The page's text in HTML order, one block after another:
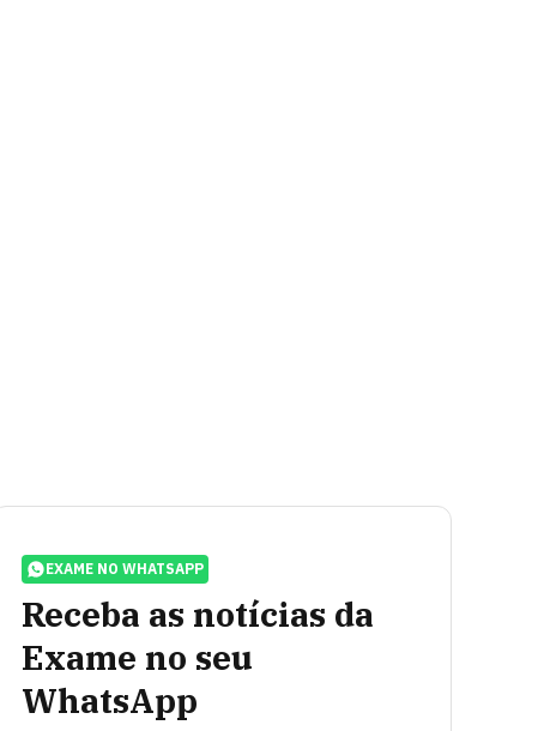
EXAME NO WHATSAPP
Receba as notícias da
Exame no seu
WhatsApp